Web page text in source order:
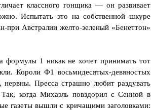
классного гонщика — он развивает
Испытать это на собственной шкуре
при Австралии желто-зеленый «Бенеттон»
формулы 1 никак не хочет принимать тот
Короли Ф1 восьмидесятых-девяностых
Пресса страшно любит раздувать
когда Михаэль повздорил с Сенной в
газеты вышли с кричащими заголовками: